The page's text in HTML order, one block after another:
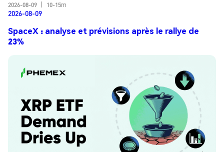
2026-08-09
10-15m
2026-08-09
SpaceX : analyse et prévisions après le rallye de
23%